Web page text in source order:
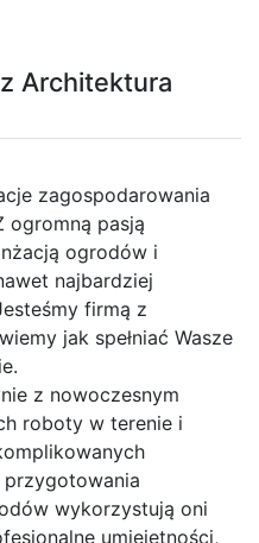
Architektura
zagospodarowania
ogromną pasją
ogrodów i
najbardziej
firmą z
jak spełniać Wasze
z nowoczesnym
roboty w terenie i
wykorzystują oni
umiejętności,